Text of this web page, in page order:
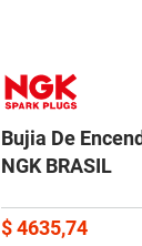
Bujia De
NGK BRASIL
$ 4635,74